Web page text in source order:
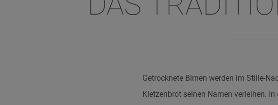
Getrocknete Birnen werden im Stille-
Kletzenbrot seinen Namen verleihen.